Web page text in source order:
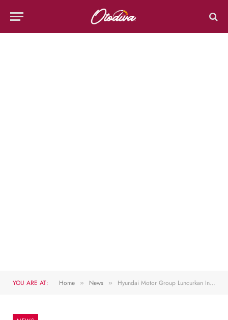
YOU ARE AT: Home » News » Hyundai Motor Group Luncurkan Inisiatif Advanced Air Mobility di Indonesia!